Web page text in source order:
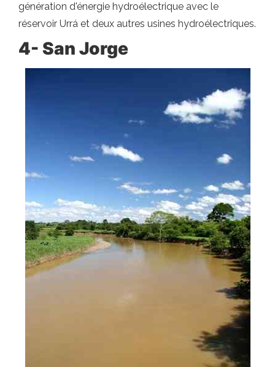
génération d'énergie hydroélectrique avec le
réservoir Urrá et deux autres usines hydroélectriques.
4- San Jorge